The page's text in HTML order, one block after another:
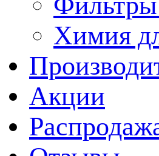
Химия
Акции